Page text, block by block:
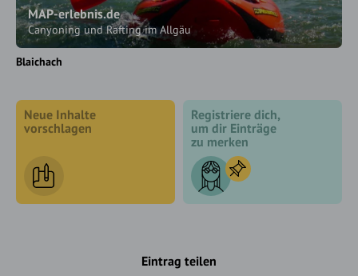
MAP-erlebnis.de
Canyoning und Rafting im Allgäu
Blaichach
Neue Inhalte
vorschlagen
Registriere dich,
um dir Einträge
zu merken
Eintrag teilen